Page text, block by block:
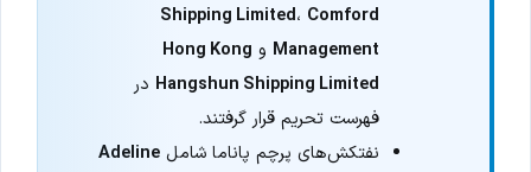
Shipping Limited، Comford
Management و Hong Kong
Hangshun Shipping Limited در
فهرست تحریم قرار گرفتند.
نفتکش‌های پرچم پاناما شاملAdeline